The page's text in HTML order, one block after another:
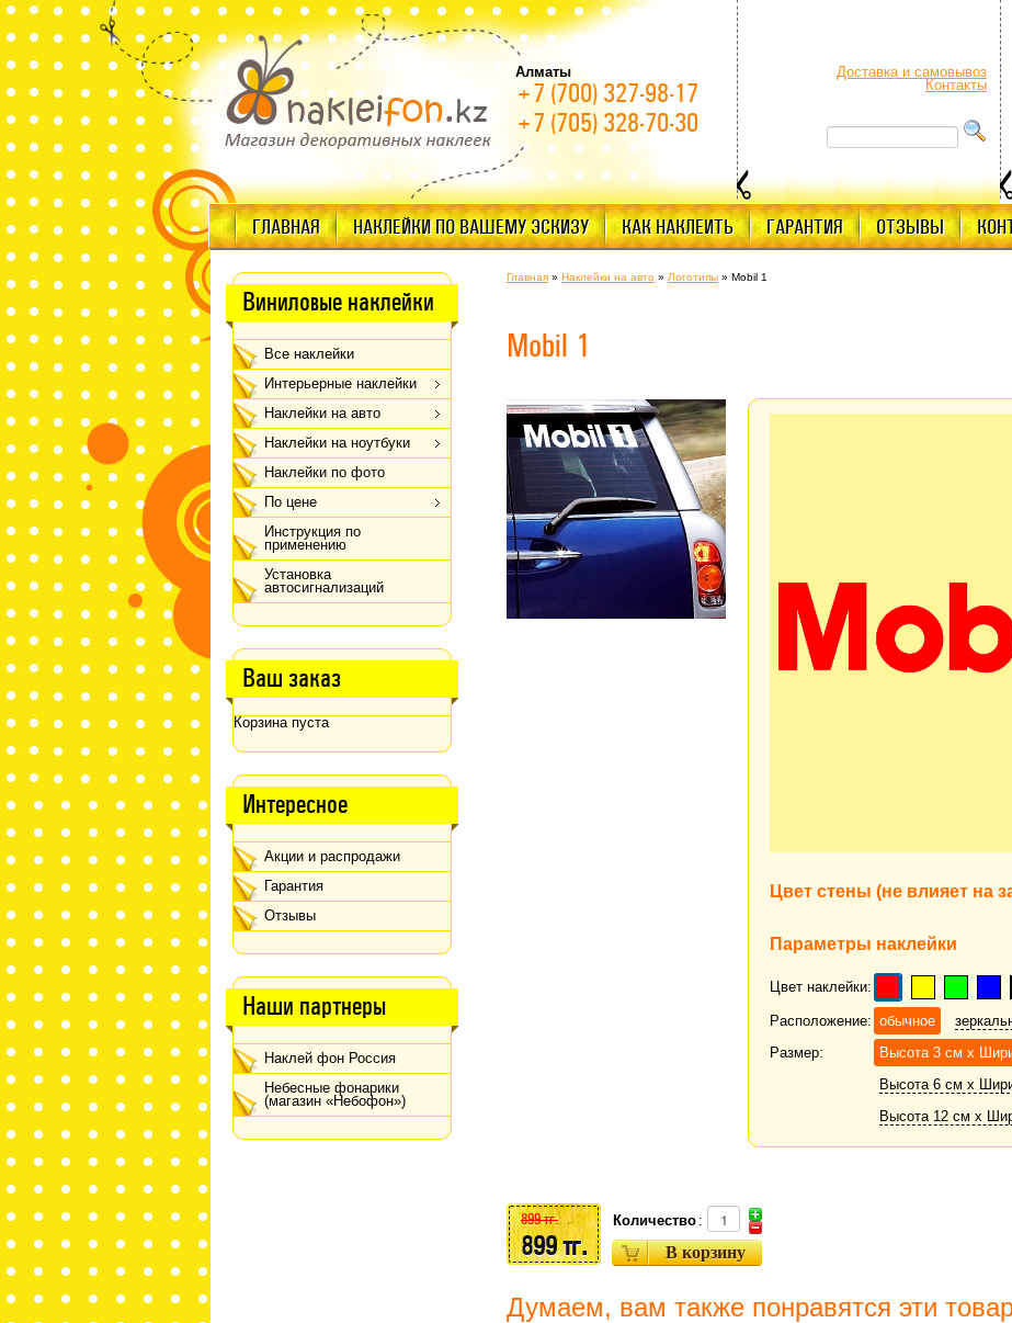
Алматы
+7 (700) 327-98-17
+7 (705) 328-70-30
Доставка и самовывоз
Контакты
ГЛАВНАЯ НАКЛЕЙКИ ПО ВАШЕМУ ЭСКИЗУ КАК НАКЛЕИТЬ ГАРАНТИЯ ОТЗЫВЫ
Виниловые наклейки
Все наклейки
Интерьерные наклейки
Наклейки на авто
Наклейки на ноутбуки
Наклейки по фото
По цене
Инструкция по
применению
Установка
автосигнализаций
Ваш заказ
Корзина пуста
Интересное
Акции и распродажи
Гарантия
Отзывы
Наши партнеры
Наклей фон Россия
Небесные фонарики
(магазин «Небофон»)
Главная » Наклейки на авто » Логотипы » Mobil 1
Mobil 1
Цвет стены (не влияет на
Параметры наклейки
Цвет наклейки:
Расположение: обычное
Размер:
Высота 3 см х
Высота 6 см х
Высота 12 см х
899 тг.
899 тг.
Количество :
Думаем, вам также понравятся эти